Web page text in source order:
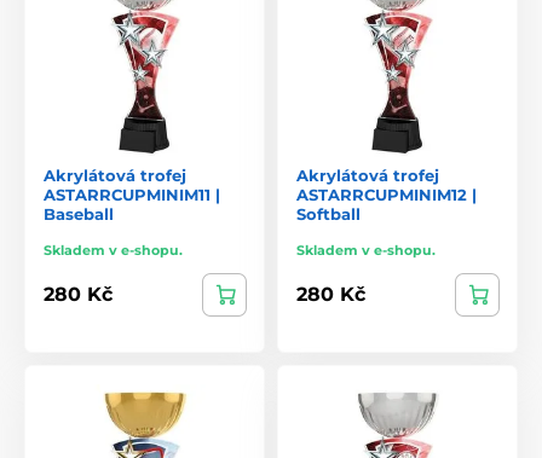
Akrylátová trofej
ASTARRCUPMINIM11 |
Baseball
Skladem v e-shopu.
280 Kč
Akrylátová trofej
ASTARRCUPMINIM12 |
Softball
Skladem v e-shopu.
280 Kč